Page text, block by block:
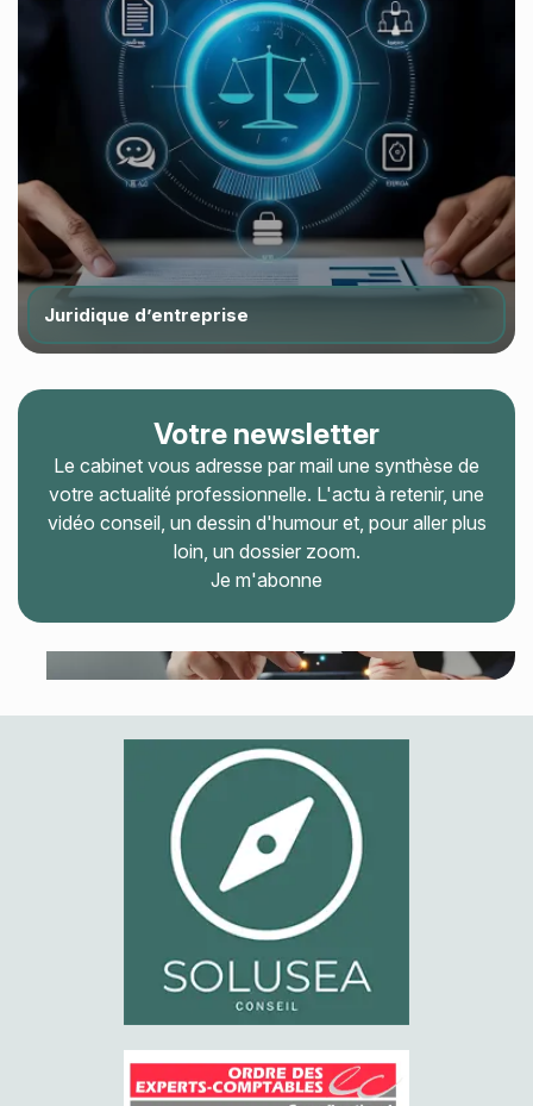
Juridique d’entreprise
Votre newsletter
Le cabinet vous adresse par mail une synthèse de
votre actualité professionnelle. L'actu à retenir, une
vidéo conseil, un dessin d'humour et, pour aller plus
loin, un dossier zoom.
Je m'abonne